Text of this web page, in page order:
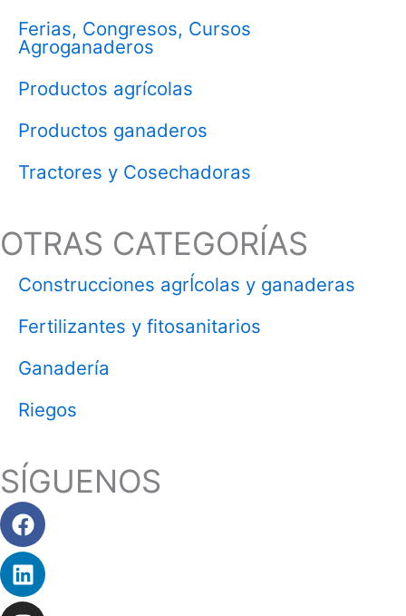
Ferias, Congresos, Cursos
Agroganaderos
Productos agrícolas
Productos ganaderos
Tractores y Cosechadoras
OTRAS CATEGORÍAS
Construcciones agrÍcolas y ganaderas
Fertilizantes y fitosanitarios
Ganadería
Riegos
SÍGUENOS
Facebook
Linkedin
Instagram